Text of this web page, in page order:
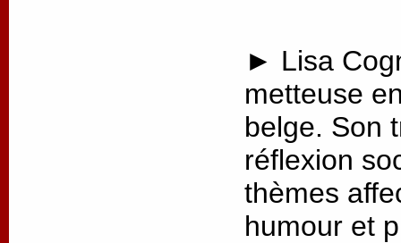
► Lisa
metteuse
belge. Son
réflexion
thèmes
humour et